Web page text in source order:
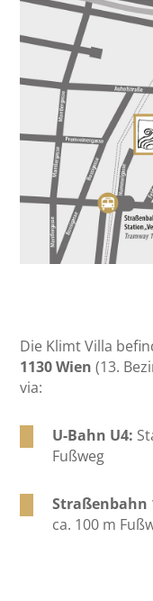
Die Klimt Villa
1130 Wien (13.
via:
U-Bahn U4:
Fußweg
Straßenbahn
ca. 100 m